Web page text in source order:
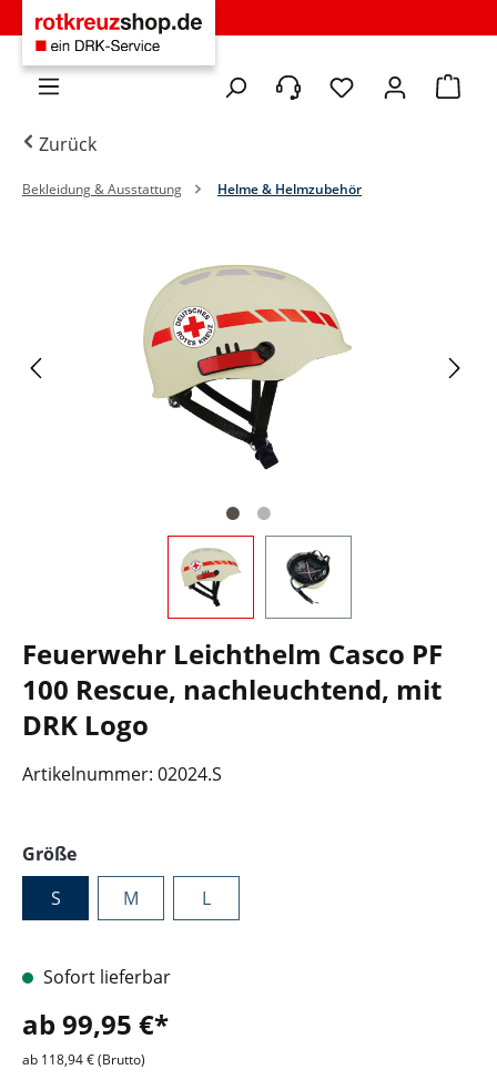
Zum Hauptinhalt springen
Du hast 0
Zurück
Bekleidung & Ausstattung Helme & Helmzubehör
Feuerwehr Leichthelm Casco PF
100 Rescue, nachleuchtend, mit
DRK Logo
Artikelnummer: 02024.S
Größeauswählen
S
M L
Sofort lieferbar
ab 99,95 €*
ab 118,94 € (Brutto)